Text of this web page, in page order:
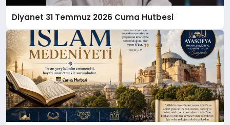
Diyanet 31 Temmuz 2026 Cuma Hutbesi